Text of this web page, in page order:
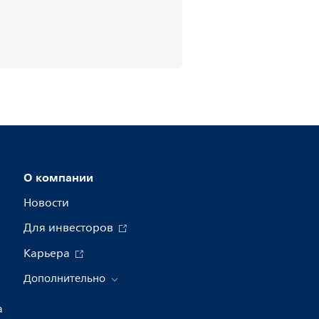
О компании
Новости
Для инвесторов
Карьера
Дополнительно